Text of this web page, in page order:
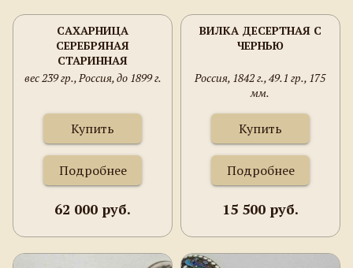
САХАРНИЦА
СЕРЕБРЯНАЯ
СТАРИННАЯ
вес 239 гр., Россия, до 1899 г.
Купить
Подробнее
62 000 руб.
ВИЛКА ДЕСЕРТНАЯ С
ЧЕРНЬЮ
Россия, 1842 г., 49.1 гр., 175
мм.
Купить
Подробнее
15 500 руб.